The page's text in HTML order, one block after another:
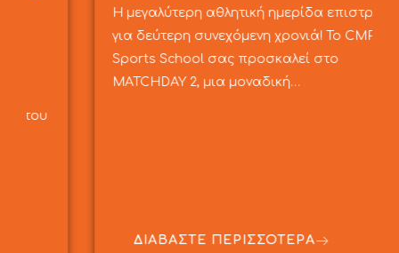
Η μεγαλύτερη αθλητική ημερίδα επιστρέφει
για δεύτερη συνεχόμενη χρονιά! Το CMP
Sports School σας προσκαλεί στο
MATCHDAY 2, μια μοναδική…
ΔΙΑΒΑΣΤΕ ΠΕΡΙΣΣΟΤΕΡΑ